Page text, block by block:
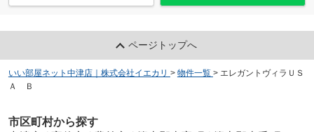
ページトップへ
いい部屋ネット中津店｜株式会社イエカリ > 物件一覧 > エレガントヴィラＵＳ
Ａ Ｂ
市区町村から探す